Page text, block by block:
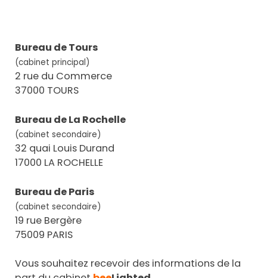
Bureau de Tours
(cabinet principal)
2 rue du Commerce
37000 TOURS
Bureau de La Rochelle
(cabinet secondaire)
32 quai Louis Durand
17000 LA ROCHELLE
Bureau de Paris
(cabinet secondaire)
19 rue Bergère
75009 PARIS
Vous souhaitez recevoir des informations de la